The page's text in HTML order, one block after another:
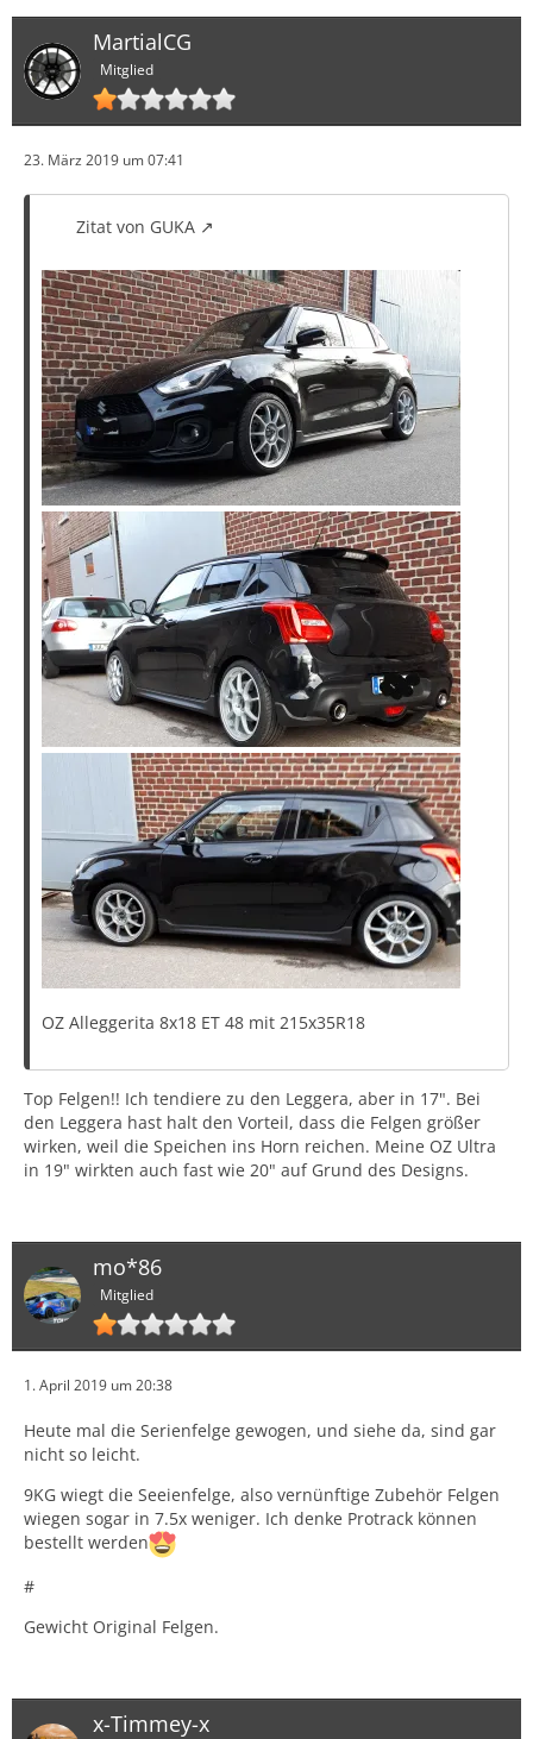
MartialCG
Mitglied
23. März 2019 um 07:41
Zitat von GUKA
OZ Alleggerita 8x18 ET 48 mit 215x35R18
Top Felgen!! Ich tendiere zu den Leggera, aber in 17". Bei
den Leggera hast halt den Vorteil, dass die Felgen größer
wirken, weil die Speichen ins Horn reichen. Meine OZ Ultra
in 19" wirkten auch fast wie 20" auf Grund des Designs.
mo*86
Mitglied
1. April 2019 um 20:38
Heute mal die Serienfelge gewogen, und siehe da, sind gar
nicht so leicht.
9KG wiegt die Seeienfelge, also vernünftige Zubehör Felgen
wiegen sogar in 7.5x weniger. Ich denke Protrack können
bestellt werden
#
Gewicht Original Felgen.
x-Timmey-x